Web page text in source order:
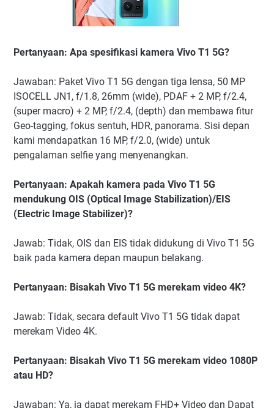
Pertanyaan: Apa spesifikasi kamera Vivo T1 5G?
Jawaban: Paket Vivo T1 5G dengan tiga lensa, 50 MP
ISOCELL JN1, f/1.8, 26mm (wide), PDAF + 2 MP, f/2.4,
(super macro) + 2 MP, f/2.4, (depth) dan membawa fitur
Geo-tagging, fokus sentuh, HDR, panorama. Sisi depan
kami mendapatkan 16 MP, f/2.0, (wide) untuk
pengalaman selfie yang menyenangkan.
Pertanyaan: Apakah kamera pada Vivo T1 5G
mendukung OIS (Optical Image Stabilization)/EIS
(Electric Image Stabilizer)?
Jawab: Tidak, OIS dan EIS tidak didukung di Vivo T1 5G
baik pada kamera depan maupun belakang.
Pertanyaan: Bisakah Vivo T1 5G merekam video 4K?
Jawab: Tidak, secara default Vivo T1 5G tidak dapat
merekam Video 4K.
Pertanyaan: Bisakah Vivo T1 5G merekam video 1080P
atau HD?
Jawaban: Ya, ia dapat merekam FHD+ Video dan Dapat